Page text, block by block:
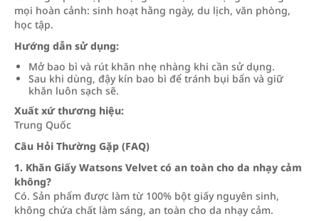
mọi hoàn cảnh: sinh hoạt hằng ngày, du lịch, văn phòng,
học tập.
Hướng dẫn sử dụng:
Mở bao bì và rút khăn nhẹ nhàng khi cần sử dụng.
Sau khi dùng, đậy kín bao bì để tránh bụi bẩn và giữ
khăn luôn sạch sẽ.
Xuất xứ thương hiệu:
Trung Quốc
Câu Hỏi Thường Gặp (FAQ)
1. Khăn Giấy Watsons Velvet có an toàn cho da nhạy cảm
không?
Có. Sản phẩm được làm từ 100% bột giấy nguyên sinh,
không chứa chất làm sáng, an toàn cho da nhạy cảm.